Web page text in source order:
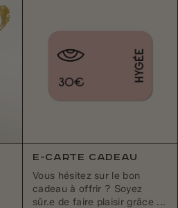
E-CARTE CADEAU
Vous hésitez sur le bon
cadeau à offrir ? Soyez
sûr.e de faire plaisir grâce ...